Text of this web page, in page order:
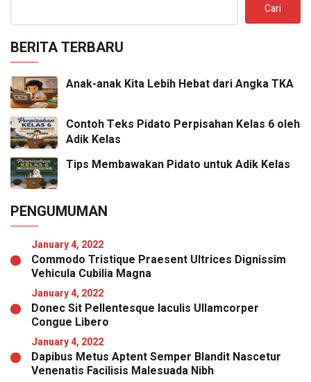
Cari
BERITA TERBARU
Anak-anak Kita Lebih Hebat dari Angka TKA
Contoh Teks Pidato Perpisahan Kelas 6 oleh
Adik Kelas
Tips Membawakan Pidato untuk Adik Kelas
PENGUMUMAN
January 4, 2022
Commodo Tristique Praesent Ultrices Dignissim
Vehicula Cubilia Magna
January 4, 2022
Donec Sit Pellentesque Iaculis Ullamcorper
Congue Libero
January 4, 2022
Dapibus Metus Aptent Semper Blandit Nascetur
Venenatis Facilisis Malesuada Nibh